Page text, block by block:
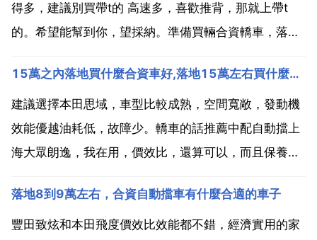
得多，建議別買帶t的 高速多，喜歡推背，那就上帶t
的。希望能幫到你，望採納。準備買輛合資轎車，落地
右，個人認為車子家用為主的話還是主流德系和日系合
資品牌的緊湊型轎車相對適合一些。15萬左右落...
15萬之內落地買什麼合資車好,落地15萬左右買什麼合資車好
建議選擇本田思域，車型比較成熟，空間寬敞，發動機
效能優越油耗低，故障少。轎車的話推薦中配自動擋上
海大眾朗逸，我在用，價效比，還算可以，而且保養等
型 新車 全款落地大概11.7萬 19款簡直帥到 落地15萬
左右買什麼合資車好 落地15萬左右價位的...
落地8到9萬左右，合資自動擋車有什麼合適的車子
豐田致炫和本田飛度價效比效能都不錯，經濟實用的家